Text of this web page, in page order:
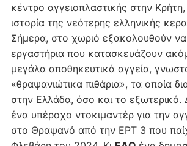
κέντρο αγγειοπλαστικής στην
ιστορία της νεότερης ελληνικής
Σήμερα, στο χωριό εξακολουθούν να
εργαστήρια που κατασκευάζουν
μεγάλα αποθηκευτικά αγγεία,
«θραψανιώτικα πιθάρια», τα οποία
στην Ελλάδα, όσο και το εξωτερικό.
ένα υπέροχο ντοκιμαντέρ για την
στο Θραψανό από την ΕΡΤ 3 που